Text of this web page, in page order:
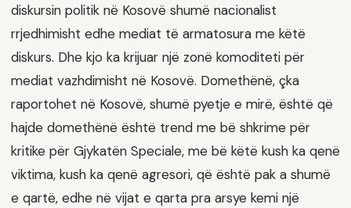
diskursin politik në Kosovë shumë nacionalist
rrjedhimisht edhe mediat të armatosura me këtë
diskurs. Dhe kjo ka krijuar një zonë komoditeti për
mediat vazhdimisht në Kosovë. Domethënë, çka
raportohet në Kosovë, shumë pyetje e mirë, është që
hajde domethënë është trend me bë shkrime për
kritike për Gjykatën Speciale, me bë këtë kush ka qenë
viktima, kush ka qenë agresori, që është pak a shumë
e qartë, edhe në vijat e qarta pra arsye kemi një